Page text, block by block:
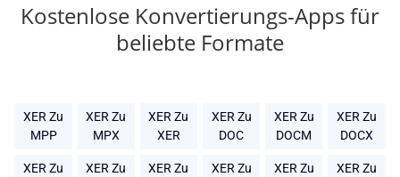
Kostenlose Konvertierungs-Apps für
beliebte Formate
XER Zu
MPP
XER Zu
MPX
XER Zu
XER
XER Zu
DOC
XER Zu
DOCM
XER Zu
DOCX
XER Zu
XER Zu
XER Zu
XER Zu
XER Zu
XER Zu